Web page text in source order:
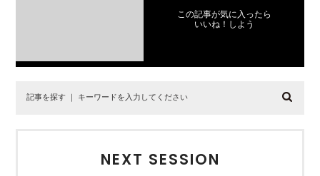
この記事が気に入ったら
いいね！しよう
NEXT SESSION